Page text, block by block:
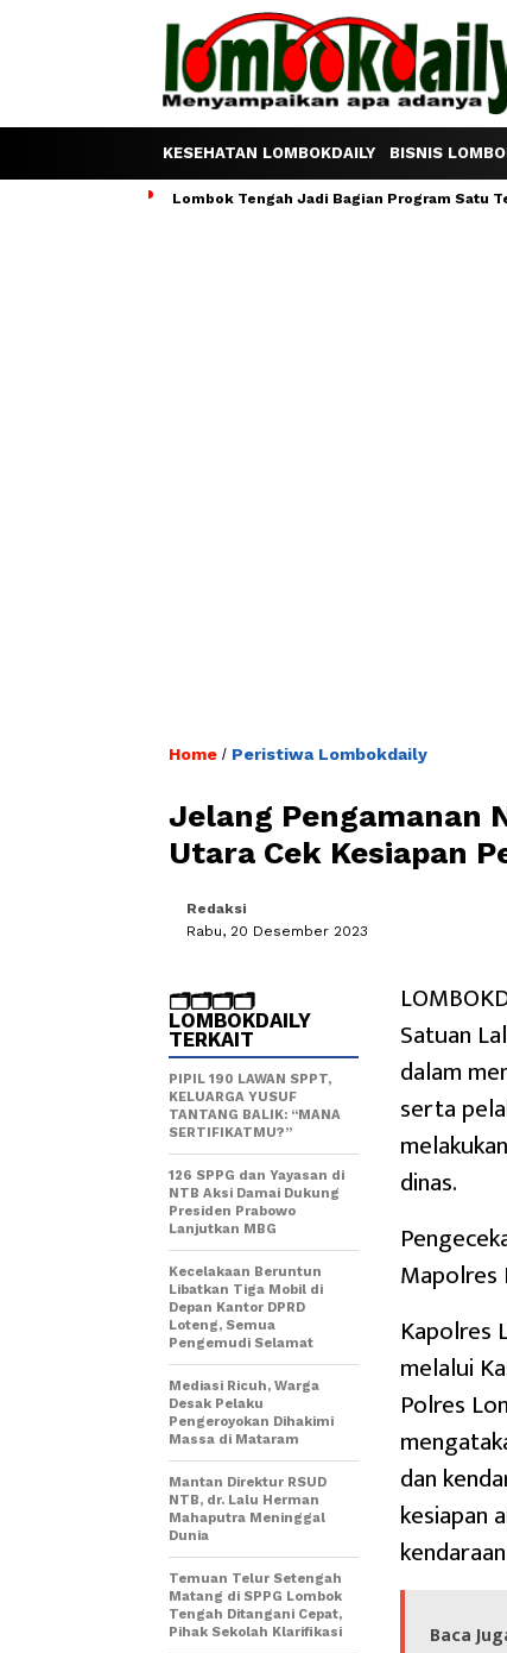
KESEHATAN LOMBOKDAILY BISNIS
Lombok Tengah Jadi Bagian Program Satu
Home / Peristiwa Lombokdaily
Jelang Pengamanan
Utara Cek Kesiapan
Redaksi
Rabu, 20 Desember 2023
Satuan
dalam
serta
dinas.
Mapolres
Kapolres
melalui
Polres
dan
kesiapan
Baca
🗂️🗂️🗂️🗂️
LOMBOKDAILY
TERKAIT
PIPIL 190 LAWAN SPPT,
KELUARGA YUSUF
TANTANG BALIK: “MANA
SERTIFIKATMU?”
126 SPPG dan Yayasan di
NTB Aksi Damai Dukung
Presiden Prabowo
Lanjutkan MBG
Kecelakaan Beruntun
Libatkan Tiga Mobil di
Depan Kantor DPRD
Loteng, Semua
Pengemudi Selamat
Mediasi Ricuh, Warga
Desak Pelaku
Pengeroyokan Dihakimi
Massa di Mataram
Mantan Direktur RSUD
NTB, dr. Lalu Herman
Mahaputra Meninggal
Dunia
Temuan Telur Setengah
Matang di SPPG Lombok
Tengah Ditangani Cepat,
Pihak Sekolah Klarifikasi